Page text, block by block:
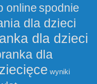
onlinespodnie
dla dzieci
dla dzieci
dla
wyniki